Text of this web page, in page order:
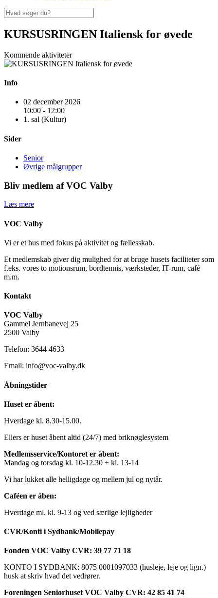
KURSUSRINGEN Italiensk for øvede
Kommende aktiviteter
Info
02 december 2026
10:00 - 12:00
1. sal (Kultur)
Sider
Senior
Øvrige målgrupper
Bliv medlem af VOC Valby
Læs mere
VOC Valby
Vi er et hus med fokus på aktivitet og fællesskab.
Et medlemskab giver dig mulighed for at bruge husets faciliteter som
f.eks. vores to motionsrum, bordtennis, værksteder, IT-rum, café
m.m.
Kontakt
VOC Valby
Gammel Jernbanevej 25
2500 Valby
Telefon: 3644 4633
Email: info@voc-valby.dk
Åbningstider
Huset er åbent:
Hverdage kl. 8.30-15.00.
Ellers er huset åbent altid (24/7) med briknøglesystem
Medlemsservice/Kontoret er åbent:
Mandag og torsdag kl. 10-12.30 + kl. 13-14
Vi har lukket alle helligdage og mellem jul og nytår.
Caféen er åben:
Hverdage ml. kl. 9-13 og ved særlige lejligheder
CVR/Konti i Sydbank/Mobilepay
Fonden VOC Valby CVR: 39 77 71 18
KONTO I SYDBANK: 8075 0001097033 (husleje, leje og lign.)
husk at skriv hvad det vedrører.
Foreningen Seniorhuset VOC Valby CVR: 42 85 41 74